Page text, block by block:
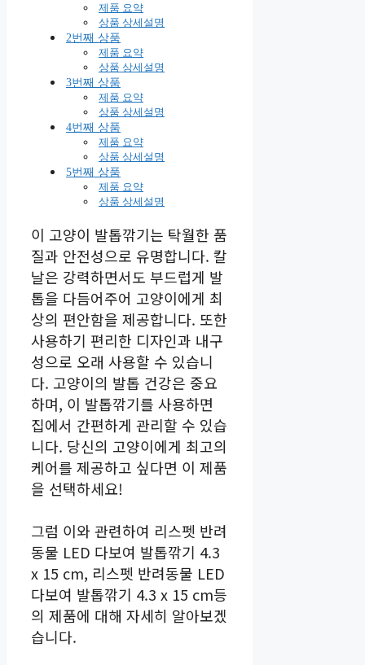
제품 요약
상품 상세설명
2번째 상품
제품 요약
상품 상세설명
3번째 상품
제품 요약
상품 상세설명
4번째 상품
제품 요약
상품 상세설명
5번째 상품
제품 요약
상품 상세설명
이 고양이 발톱깎기는 탁월한 품
질과 안전성으로 유명합니다. 칼
날은 강력하면서도 부드럽게 발
톱을 다듬어주어 고양이에게 최
상의 편안함을 제공합니다. 또한
사용하기 편리한 디자인과 내구
성으로 오래 사용할 수 있습니
다. 고양이의 발톱 건강은 중요
하며, 이 발톱깎기를 사용하면
집에서 간편하게 관리할 수 있습
니다. 당신의 고양이에게 최고의
케어를 제공하고 싶다면 이 제품
을 선택하세요!
그럼 이와 관련하여 리스펫 반려
동물 LED 다보여 발톱깎기 4.3
x 15 cm, 리스펫 반려동물 LED
다보여 발톱깎기 4.3 x 15 cm등
의 제품에 대해 자세히 알아보겠
습니다.